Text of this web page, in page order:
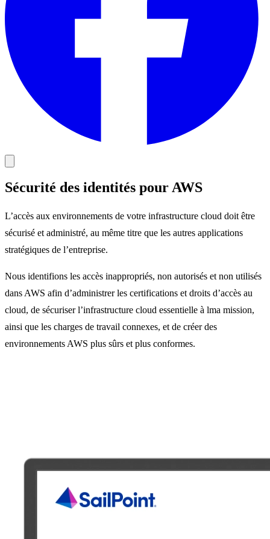
Sécurité des identités pour AWS
L’accès aux environnements de votre infrastructure cloud doit être
sécurisé et administré, au même titre que les autres applications
stratégiques de l’entreprise.
Nous identifions les accès inappropriés, non autorisés et non utilisés
dans AWS afin d’administrer les certifications et droits d’accès au
cloud, de sécuriser l’infrastructure cloud essentielle à lma mission,
ainsi que les charges de travail connexes, et de créer des
environnements AWS plus sûrs et plus conformes.